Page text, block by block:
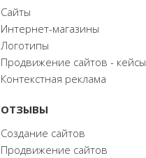
Сайты
Интернет-магазины
Логотипы
Продвижение сайтов - кейсы
Контекстная реклама
ОТЗЫВЫ
Создание сайтов
Продвижение сайтов